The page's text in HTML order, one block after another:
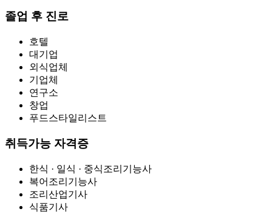
졸업 후 진로
호텔
대기업
외식업체
기업체
연구소
창업
푸드스타일리스트
취득가능 자격증
한식 · 일식 · 중식조리기능사
복어조리기능사
조리산업기사
식품기사